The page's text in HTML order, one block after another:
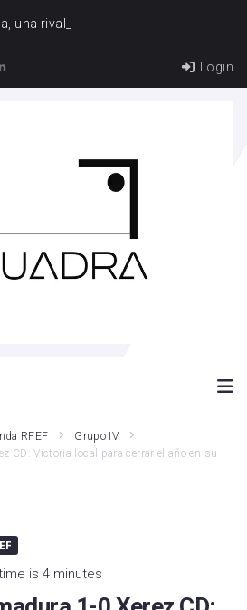
una rivalidad que vuelve
Login
RFEF
Grupo IV
CD: Victoria local para cerrar el año en su
is 4 minutes